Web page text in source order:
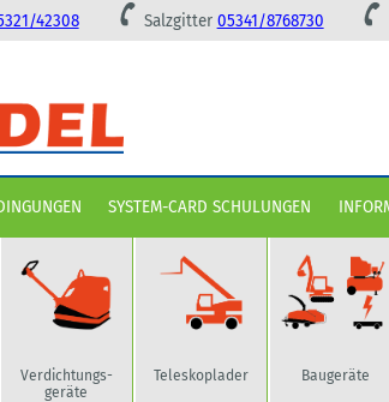
42308 Salzgitter 05341/8768730
SYSTEM-CARD SCHULUNGEN
Verdichtungs-
geräte
Teleskoplader Baugeräte